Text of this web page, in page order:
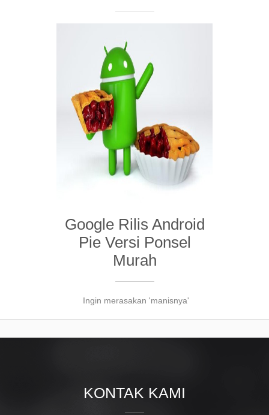
Google Rilis Android
Pie Versi Ponsel
Murah
Ingin merasakan 'manisnya'
KONTAK KAMI